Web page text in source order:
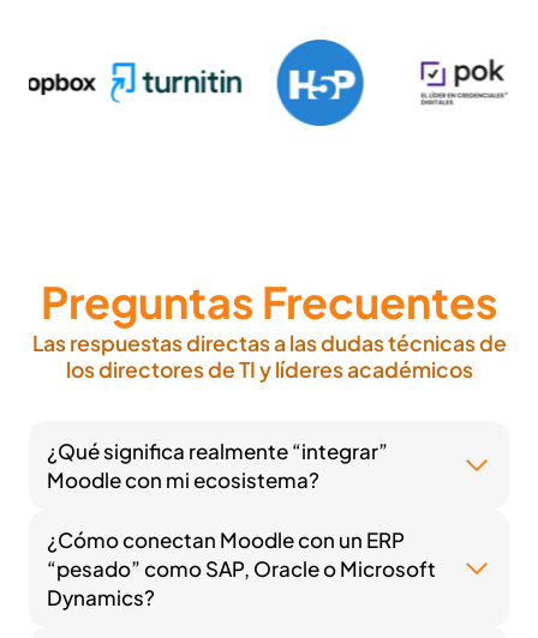
Preguntas Frecuentes
Las respuestas directas a las dudas técnicas de
los directores de TI y líderes académicos
¿Qué significa realmente “integrar”
Moodle con mi ecosistema?
¿Cómo conectan Moodle con un ERP
“pesado” como SAP, Oracle o Microsoft
Dynamics?